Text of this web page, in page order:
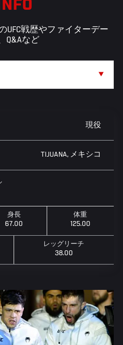
UFC戦歴やファイターデー
Q&Aなど
現役
TIJUANA, メキシコ
身長
67.00
体重
125.00
レッグリーチ
38.00